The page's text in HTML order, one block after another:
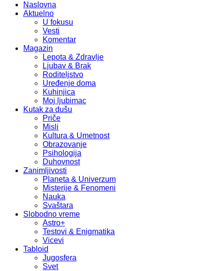
Naslovna
Aktuelno
U fokusu
Vesti
Komentar
Magazin
Lepota & Zdravlje
Ljubav & Brak
Roditeljstvo
Uređenje doma
Kuhinjica
Moj ljubimac
Kutak za dušu
Priče
Misli
Kultura & Umetnost
Obrazovanje
Psihologija
Duhovnost
Zanimljivosti
Planeta & Univerzum
Misterije & Fenomeni
Nauka
Svaštara
Slobodno vreme
Astro+
Testovi & Enigmatika
Vicevi
Tabloid
Jugosfera
Svet